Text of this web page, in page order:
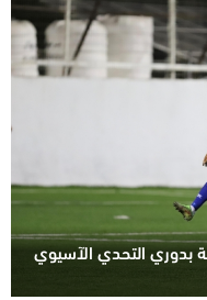
بدوري التحدي الآسيوي